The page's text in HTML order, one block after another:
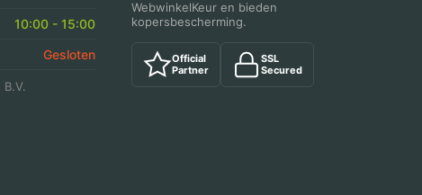
10:00 - 15:00
Gesloten
WebwinkelKeur en bieden
kopersbescherming.
Official
Partner
SSL
Secured